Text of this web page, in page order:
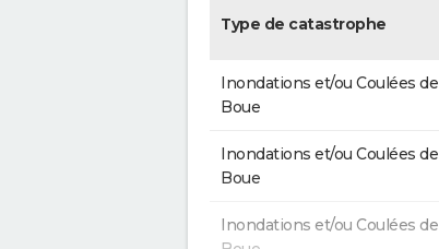
Type de catastrophe
Inondations et/ou Coulées de
Boue
Inondations et/ou Coulées de
Boue
Inondations et/ou Coulées de